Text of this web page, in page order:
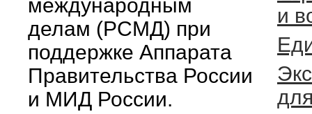
международным
делам (РСМД) при
поддержке Аппарата
Правительства России
и МИД России.
и